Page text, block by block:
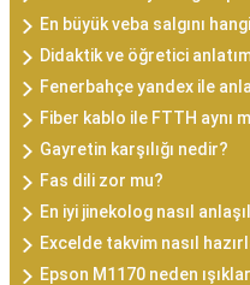
En büyük veba salgını
Didaktik ve öğretici
Fenerbahçe yandex ile
Fiber kablo ile FTTH aynı
Gayretin karşılığı nedir?
Fas dili zor mu?
En iyi jinekolog nasıl
Excelde takvim nasıl
Epson M1170 neden